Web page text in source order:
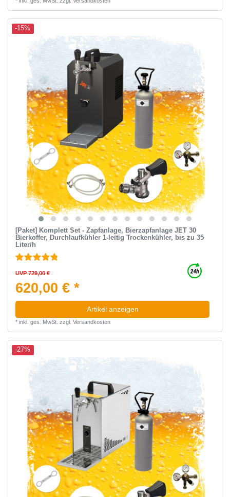
-15%
[Paket] Komplett Set - Zapfanlage, Bierzapfanlage JET 30
Bierkoffer, Durchlaufkühler 1-leitig Trockenkühler, bis zu 35
Liter/h
UVP 729,00 €
620,00 € *
Artikel anzeigen
* inkl. ges. MwSt. zzgl. Versandkosten
-27%